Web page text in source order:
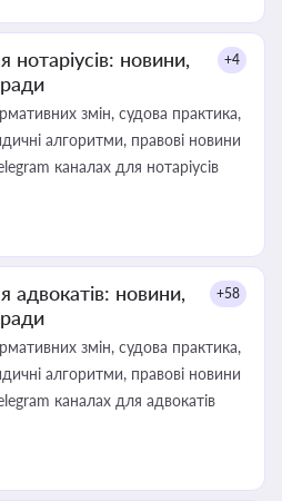
новини,
+4
змін, судова практика,
алгоритми, правові новини
каналах для нотаріусів
адвокатів: новини,
+58
змін, судова практика,
алгоритми, правові новини
каналах для адвокатів